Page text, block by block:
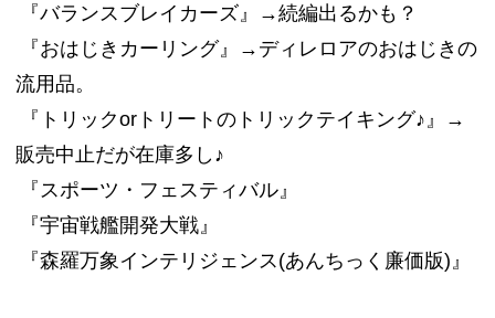
『バランスブレイカーズ』→続編出るかも？
『おはじきカーリング』→ディレロアのおはじきの
流用品。
『トリックorトリートのトリックテイキング♪』→
販売中止だが在庫多し♪
『スポーツ・フェスティバル』
『宇宙戦艦開発大戦』
『森羅万象インテリジェンス(あんちっく廉価版)』